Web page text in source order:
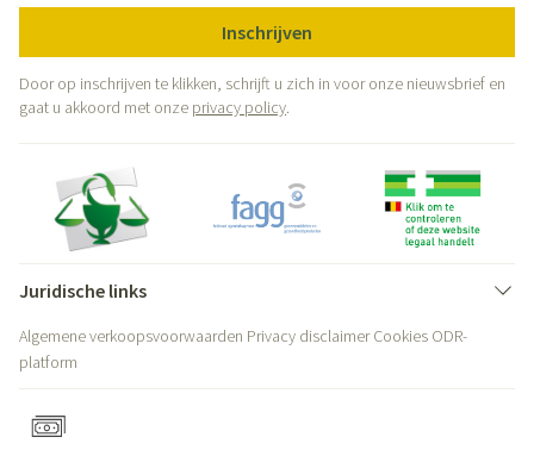
Inschrijven
Door op inschrijven te klikken, schrijft u zich in voor onze nieuwsbrief en
gaat u akkoord met onze privacy policy.
Juridische links
Algemene verkoopsvoorwaarden Privacy disclaimer Cookies ODR-
platform